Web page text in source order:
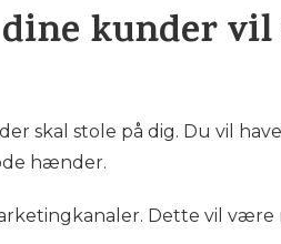
kunder vil
skal stole på dig. Du vil
hænder.
Dette vil være